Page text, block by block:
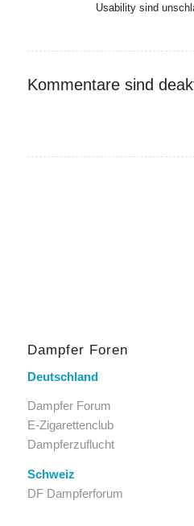
Usability sind
Kommentare sind
Dampfer Foren
Deutschland
Dampfer Forum
E-Zigarettenclub
Dampferzuflucht
Schweiz
DF Dampferforum